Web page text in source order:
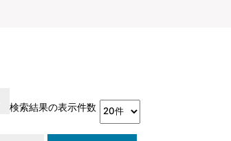
検索結果の表示件数